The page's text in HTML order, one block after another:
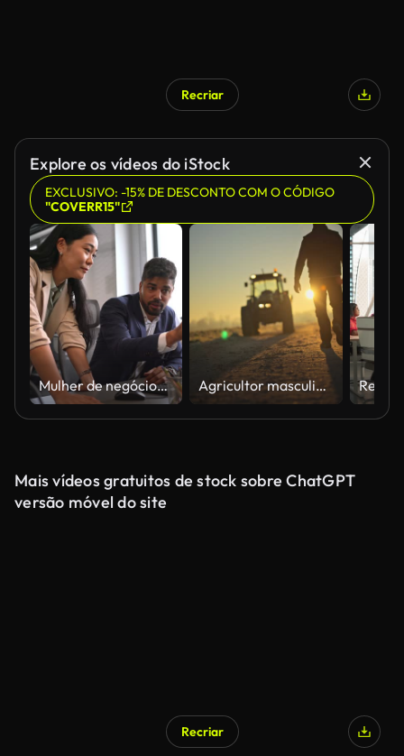
Recriar
Explore os vídeos do iStock
EXCLUSIVO: -15% DE DESCONTO COM O CÓDIGO
"COVERR15"
Mulher de negócios asiática desapontada, discutindo com seu colega de trabalho mestiço no escritório Agricultor masculino caminhando em direção ao trator no campo agrícola ao nascer do sol
Mais vídeos gratuitos de stock sobre ChatGPT
versão móvel do site
Recriar